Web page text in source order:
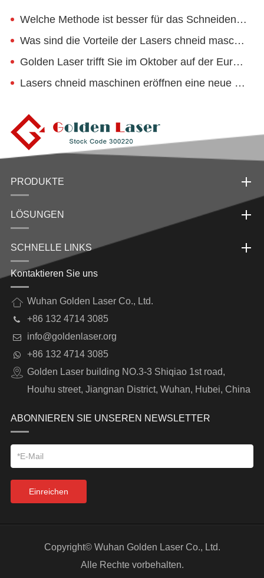
Welche Methode ist besser für das Schneiden von Edelstahl rohren?
Was sind die Vorteile der Lasers chneid maschine im Vergleich zum traditionellen Schneiden?
Golden Laser trifft Sie im Oktober auf der EuroBLECH 2022, Hannover
Lasers chneid maschinen eröffnen eine neue Ära für Aluminium möbel
PRODUKTE
LÖSUNGEN
SCHNELLE LINKS
Kontaktieren Sie uns
Wuhan Golden Laser Co., Ltd.
+86 132 4714 3085
info@goldenlaser.org
+86 132 4714 3085
Golden Laser building NO.3-3 Shiqiao 1st road,
Houhu street, Jiangnan District, Wuhan, Hubei, China
ABONNIEREN SIE UNSEREN NEWSLETTER
Einreichen
Copyright© Wuhan Golden Laser Co., Ltd.
Alle Rechte vorbehalten.